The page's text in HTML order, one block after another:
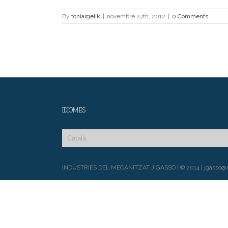
By toniargelik novembre 27th, 2012 0 Comments
IDIOMES
INDÚSTRIES DEL MECANITZAT J.GASSÓ | © 2014 |